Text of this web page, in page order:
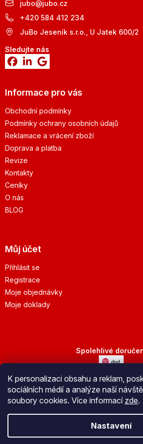
K personalizaci obsahu a reklam,
sociálních médií a analýze naší
soubory cookies. Více informací zde.
Nastavení
jubo@jubo.cz
+420 584 412 234
JuBo Jeseník s.r.o., U Jatek 600/2
Sledujte nás
Informace pro vás
Obchodní podmínky
Podmínky ochrany osobních údajů
Reklamace a vrácení zboží
Doprava a platba
Revize
Kontakty
Ceníky
O nás
BLOG
Můj účet
Přihlásit se
Registrace
Moje objednávky
Moje doklady
Spolehlivé
Bezpečná platba